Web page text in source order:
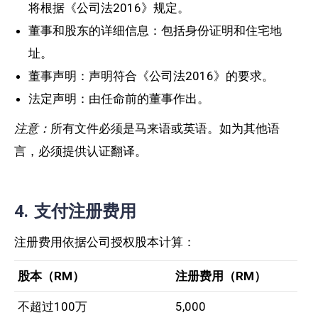
将根据《公司法2016》规定。
董事和股东的详细信息：包括身份证明和住宅地
址。
董事声明：声明符合《公司法2016》的要求。
法定声明：由任命前的董事作出。
注意： 所有文件必须是马来语或英语。如为其他语
言，必须提供认证翻译。
4. 支付注册费用
注册费用依据公司授权股本计算：
股本（RM） 注册费用（RM）
不超过100万 5,000